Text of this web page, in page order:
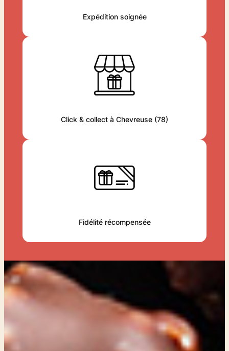
Expédition soignée
Click & collect à Chevreuse (78)
Fidélité récompensée